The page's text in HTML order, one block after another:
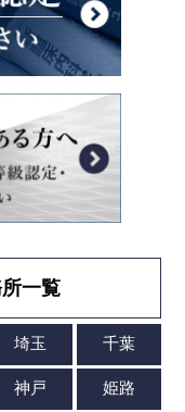
一覧